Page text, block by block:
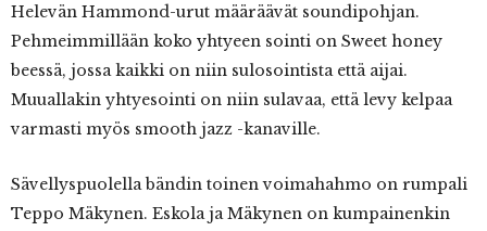
Helevän Hammond-urut määräävät soundipohjan.
Pehmeimmillään koko yhtyeen sointi on Sweet honey
beessä, jossa kaikki on niin sulosointista että aijai.
Muuallakin yhtyesointi on niin sulavaa, että levy kelpaa
varmasti myös smooth jazz -kanaville.
Sävellyspuolella bändin toinen voimahahmo on rumpali
Teppo Mäkynen. Eskola ja Mäkynen on kumpainenkin